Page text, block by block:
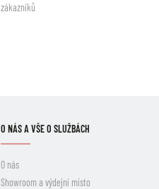
zákazníků
O NÁS A VŠE O SLUŽBÁCH
O nás
Showroom a výdejní místo